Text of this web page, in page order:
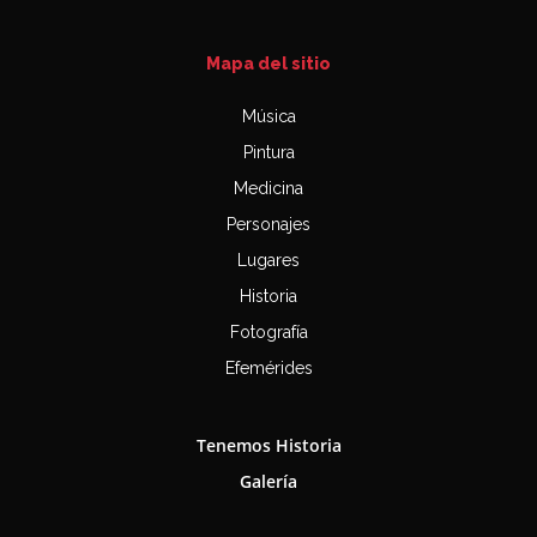
Mapa del sitio
Música
Pintura
Medicina
Personajes
Lugares
Historia
Fotografía
Efemérides
Tenemos Historia
Galería